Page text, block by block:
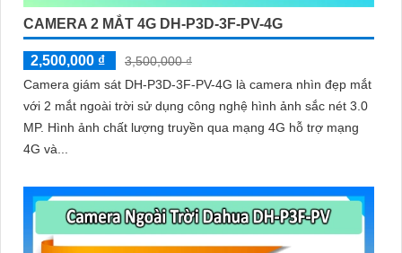
CAMERA 2 MẮT 4G DH-P3D-3F-PV-4G
2,500,000 ₫
3,500,000 ₫
Camera giám sát DH-P3D-3F-PV-4G là camera nhìn đẹp mắt
với 2 mắt ngoài trời sử dụng công nghệ hình ảnh sắc nét 3.0
MP. Hình ảnh chất lượng truyền qua mạng 4G hỗ trợ mạng
4G và...